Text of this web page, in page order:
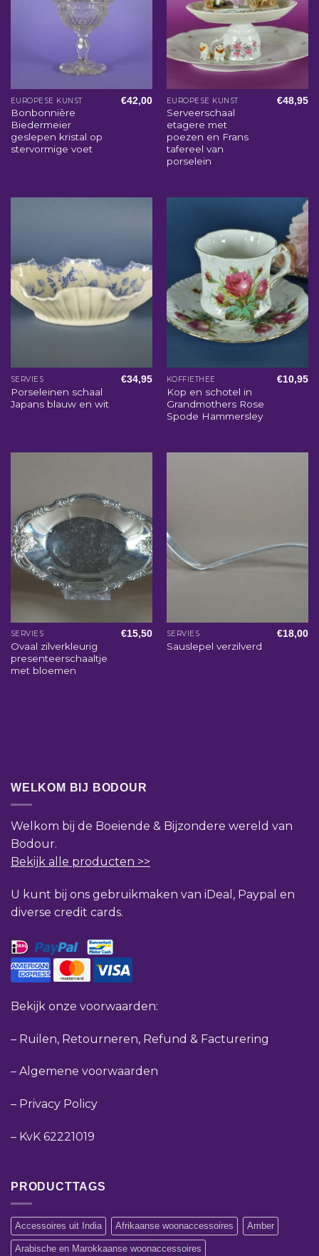
EUROPESE KUNST
Bonbonnière
Biedermeier
geslepen kristal op
stervormige voet
€42,00 EUROPESE KUNST
Serveerschaal
etagere met
poezen en Frans
tafereel van
porselein
€48,95
SERVIES
Porseleinen schaal
Japans blauw en wit
€34,95 KOFFIETHEE
Kop en schotel in
Grandmothers Rose
Spode Hammersley
€10,95
SERVIES
Ovaal zilverkleurig
presenteerschaaltje
met bloemen
€15,50 SERVIES
Sauslepel verzilverd
€18,00
WELKOM BIJ BODOUR
Welkom bij de Boeiende & Bijzondere wereld van
Bodour.
Bekijk alle producten >>
U kunt bij ons gebruikmaken van iDeal, Paypal en
diverse credit cards.
Bekijk onze voorwaarden:
– Ruilen, Retourneren, Refund & Facturering
– Algemene voorwaarden
– Privacy Policy
– KvK 62221019
PRODUCTTAGS
Accessoires uit India Afrikaanse woonaccessoires Amber
Arabische en Marokkaanse woonaccessoires